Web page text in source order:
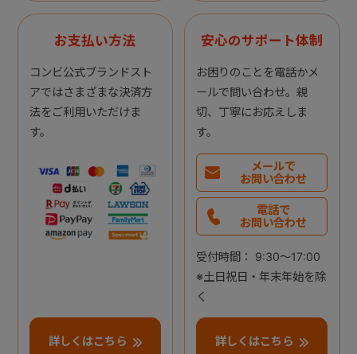
お支払い方法
コンビ公式ブランドスト
アではさまざまな決済方
法をご利用いただけま
す。
詳しくはこちら
安心のサポート体制
お困りのことを電話かメ
ールで問い合わせ。親
切、丁寧にお応えしま
す。
メールで
お問い合わせ
電話で
お問い合わせ
受付時間： 9:30～17:00
※土日祝日・年末年始を除
く
詳しくはこちら